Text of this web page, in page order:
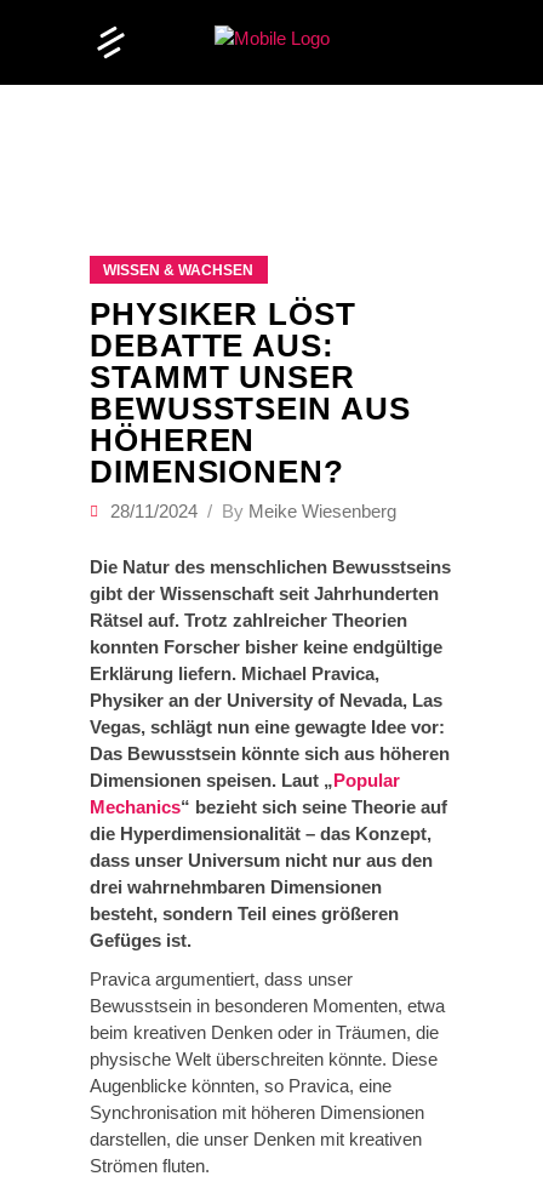
WISSEN & WACHSEN
PHYSIKER LÖST
DEBATTE AUS:
STAMMT UNSER
BEWUSSTSEIN AUS
HÖHEREN
DIMENSIONEN?
28/11/2024 By Meike Wiesenberg
Die Natur des menschlichen Bewusstseins
gibt der Wissenschaft seit Jahrhunderten
Rätsel auf. Trotz zahlreicher Theorien
konnten Forscher bisher keine endgültige
Erklärung liefern. Michael Pravica,
Physiker an der University of Nevada, Las
Vegas, schlägt nun eine gewagte Idee vor:
Das Bewusstsein könnte sich aus höheren
Dimensionen speisen. Laut „Popular
Mechanics“ bezieht sich seine Theorie auf
die Hyperdimensionalität – das Konzept,
dass unser Universum nicht nur aus den
drei wahrnehmbaren Dimensionen
besteht, sondern Teil eines größeren
Gefüges ist.
Pravica argumentiert, dass unser
Bewusstsein in besonderen Momenten, etwa
beim kreativen Denken oder in Träumen, die
physische Welt überschreiten könnte. Diese
Augenblicke könnten, so Pravica, eine
Synchronisation mit höheren Dimensionen
darstellen, die unser Denken mit kreativen
Strömen fluten.